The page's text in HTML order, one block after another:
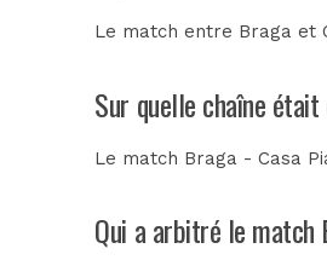
Le match entre Braga et
Sur quelle chaîne
Le match Braga - Casa
Qui a arbitré le match